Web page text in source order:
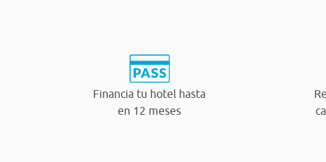
Financia tu hotel hasta
en 12 meses